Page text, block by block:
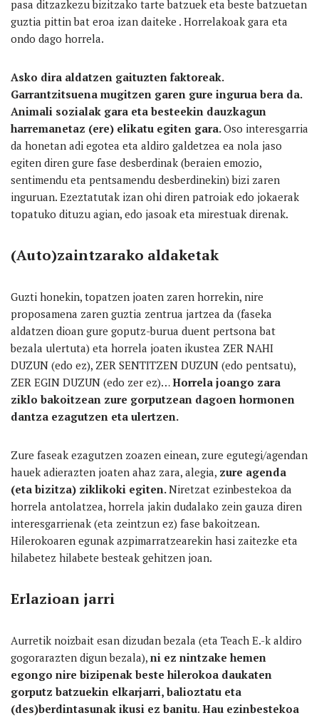
pasa ditzazkezu bizitzako tarte batzuek eta beste batzuetan
guztia pittin bat eroa izan daiteke . Horrelakoak gara eta
ondo dago horrela.
Asko dira aldatzen gaituzten faktoreak.
Garrantzitsuena mugitzen garen gure ingurua bera da.
Animali sozialak gara eta besteekin dauzkagun
harremanetaz (ere) elikatu egiten gara.Oso interesgarria
da honetan adi egotea eta aldiro galdetzea ea nola jaso
egiten diren gure fase desberdinak (beraien emozio,
sentimendu eta pentsamendu desberdinekin) bizi zaren
inguruan. Ezeztatutak izan ohi diren patroiak edo jokaerak
topatuko dituzu agian, edo jasoak eta mirestuak direnak.
(Auto)zaintzarako aldaketak
Guzti honekin, topatzen joaten zaren horrekin, nire
proposamena zaren guztia zentrua jartzea da (faseka
aldatzen dioan gure goputz-burua duent pertsona bat
bezala ulertuta) eta horrela joaten ikustea ZER NAHI
DUZUN (edo ez), ZER SENTITZEN DUZUN (edo pentsatu),
ZER EGIN DUZUN (edo zer ez)…Horrela joango zara
ziklo bakoitzean zure gorputzean dagoen hormonen
dantza ezagutzen eta ulertzen.
Zure faseak ezagutzen zoazen einean, zure egutegi/agendan
hauek adierazten joaten ahaz zara, alegia, zure agenda
(eta bizitza) ziklikoki egiten.Niretzat ezinbestekoa da
horrela antolatzea, horrela jakin dudalako zein gauza diren
interesgarrienak (eta zeintzun ez) fase bakoitzean.
Hilerokoaren egunak azpimarratzearekin hasi zaitezke eta
hilabetez hilabete besteak gehitzen joan.
Erlazioan jarri
Aurretik noizbait esan dizudan bezala (eta Teach E.-k aldiro
gogorarazten digun bezala), ni ez nintzake hemen
egongo nire bizipenak beste hilerokoa daukaten
gorputz batzuekin elkarjarri, balioztatu eta
(des)berdintasunak ikusi ez banitu. Hau ezinbestekoa